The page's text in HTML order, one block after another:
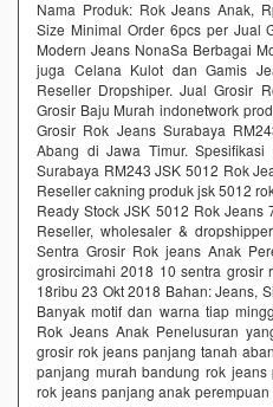
Nama Produk: Rok Jeans Anak,
Size Minimal Order 6pcs per Jual
Modern Jeans NonaSa Berbagai
juga Celana Kulot dan Gamis
Reseller Dropshiper. Jual Grosir
Grosir Baju Murah indonetwork
Grosir Rok Jeans Surabaya
Abang di Jawa Timur.
Surabaya RM243 JSK 5012 Rok
Reseller cakning produk jsk 5012
Ready Stock JSK 5012 Rok Jeans
Reseller, wholesaler &
Sentra Grosir Rok jeans Anak
grosircimahi 2018 10 sentra grosir
18ribu 23 Okt 2018 Bahan: Jeans,
Banyak motif dan warna tiap
Rok Jeans Anak Penelusuran
grosir rok jeans panjang tanah
panjang murah bandung rok
rok jeans panjang anak